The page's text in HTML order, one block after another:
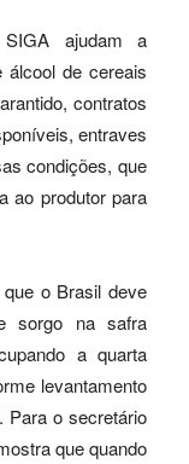
ajudam a
de cereais
contratos
entraves
condições, que
ao produtor para
o Brasil deve
sorgo na safra
a quarta
levantamento
Para o secretário
que quando